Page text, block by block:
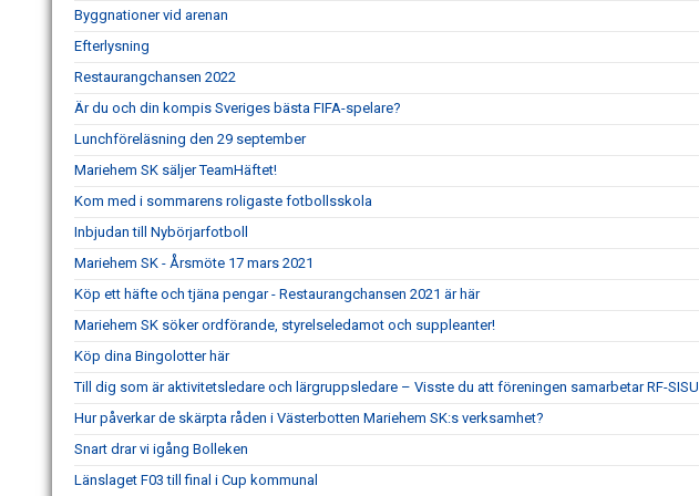
Byggnationer vid arenan
Efterlysning
Restaurangchansen 2022
Är du och din kompis Sveriges bästa FIFA-spelare?
Lunchföreläsning den 29 september
Mariehem SK säljer TeamHäftet!
Kom med i sommarens roligaste fotbollsskola
Inbjudan till Nybörjarfotboll
Mariehem SK - Årsmöte 17 mars 2021
Köp ett häfte och tjäna pengar - Restaurangchansen 2021 är här
Mariehem SK söker ordförande, styrelseledamot och suppleanter!
Köp dina Bingolotter här
Till dig som är aktivitetsledare och lärgruppsledare – Visste du att föreningen samarbetar RF-SISU
Hur påverkar de skärpta råden i Västerbotten Mariehem SK:s verksamhet?
Snart drar vi igång Bolleken
Länslaget F03 till final i Cup kommunal